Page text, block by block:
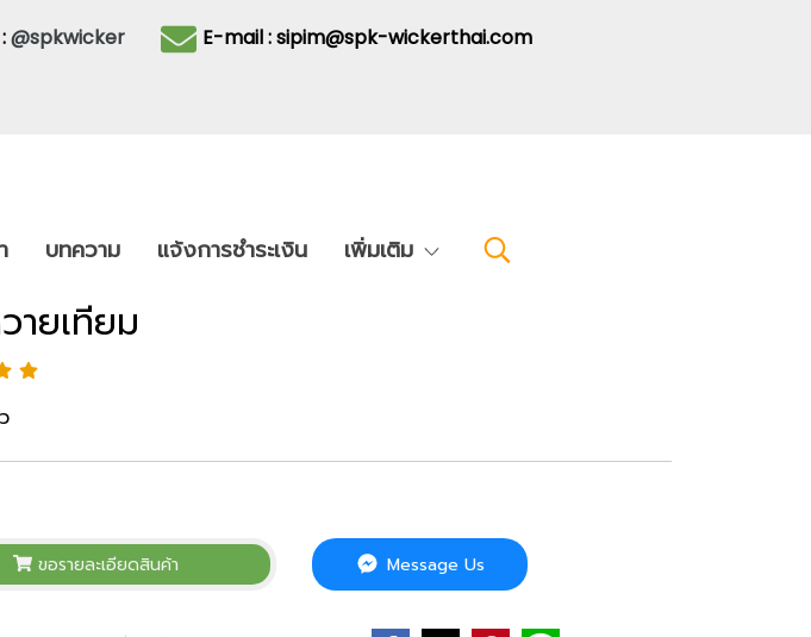
@spkwicker E-mail : sipim@spk-wickerthai.com
บทความ แจ้งการชำระเงิน เพิ่มเติม
ายเทียม
ขอรายละเอียดสินค้า Message Us